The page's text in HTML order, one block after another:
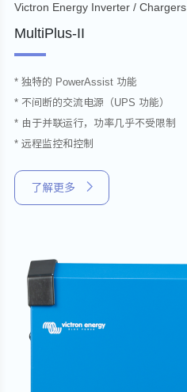
Victron Energy Inverter / Chargers
MultiPlus-II
* 独特的 PowerAssist 功能
* 不间断的交流电源（UPS 功能）
* 由于并联运行，功率几乎不受限制
* 远程监控和控制
了解更多